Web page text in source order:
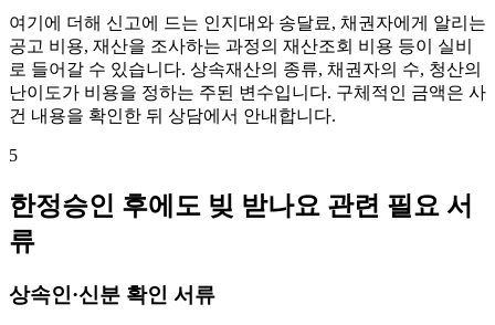
여기에 더해 신고에 드는 인지대와 송달료, 채권자에게 알리는
공고 비용, 재산을 조사하는 과정의 재산조회 비용 등이 실비
로 들어갈 수 있습니다. 상속재산의 종류, 채권자의 수, 청산의
난이도가 비용을 정하는 주된 변수입니다. 구체적인 금액은 사
건 내용을 확인한 뒤 상담에서 안내합니다.
5
한정승인 후에도 빚 받나요 관련 필요 서
류
상속인·신분 확인 서류